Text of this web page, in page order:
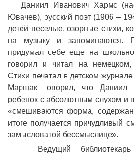
Даниил Иванович Хармс
Ювачев), русский поэт (1906 –
детей веселые, озорные стихи,
на музыку и запоминаются.
придумал себе еще на
говорил и читал на немецком,
Стихи печатал в детском
Маршак говорил, что
ребенок с абсолютным слухом и
«смешиваются форма,
итоге получается причудливый
замысловатой бессмыслице».
Ведущий библиотекарь